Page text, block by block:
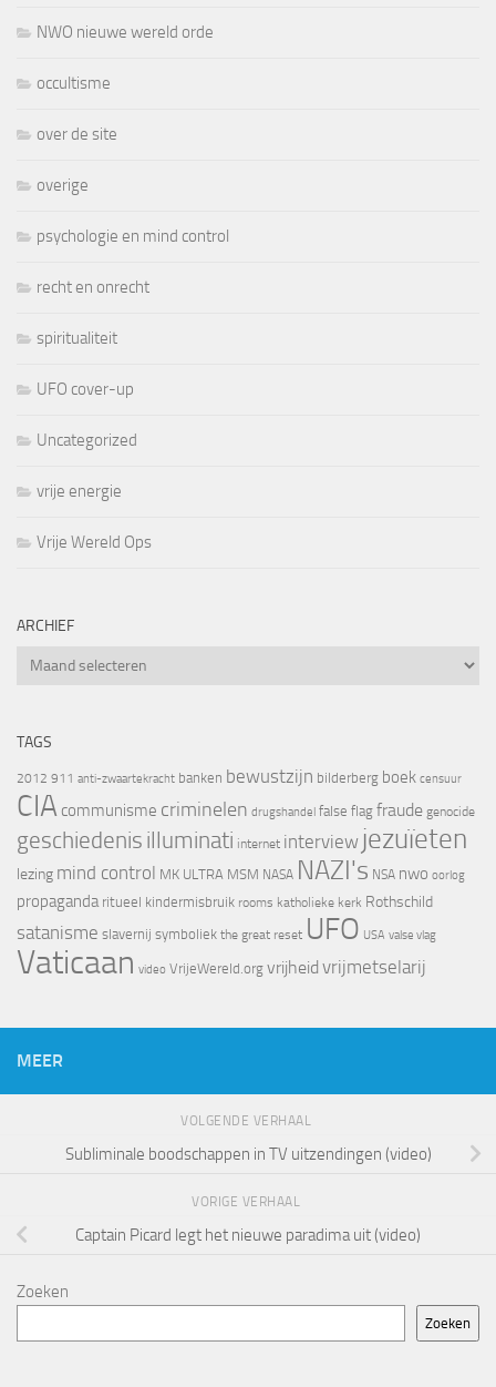
NWO nieuwe wereld orde
occultisme
over de site
overige
psychologie en mind control
recht en onrecht
spiritualiteit
UFO cover-up
Uncategorized
vrije energie
Vrije Wereld Ops
ARCHIEF
Archief
TAGS
2012 911 anti-zwaartekracht banken bewustzijn bilderberg boek censuur
CIA communisme criminelen drugshandel false flag fraude genocide
geschiedenis illuminati internet interview jezuïeten
lezing mind control MK ULTRA MSM NASA NAZI's NSA nwo oorlog
propaganda ritueel kindermisbruik rooms katholieke kerk Rothschild
satanisme slavernij symboliek the great reset UFO USA valse vlag
Vaticaan video VrijeWereld.org vrijheid vrijmetselarij
MEER
VOLGENDE VERHAAL
Subliminale boodschappen in TV uitzendingen (video)
VORIGE VERHAAL
Captain Picard legt het nieuwe paradima uit (video)
Zoeken
Zoeken